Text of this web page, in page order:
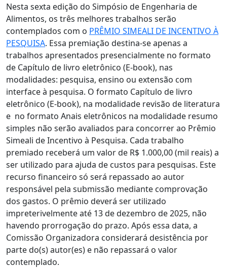
Nesta sexta edição do Simpósio de Engenharia de
Alimentos, os três melhores trabalhos serão
contemplados com o PRÊMIO SIMEALI DE INCENTIVO À
PESQUISA. Essa premiação destina-se apenas a
trabalhos apresentados presencialmente no formato
de Capítulo de livro eletrônico (E-book), nas
modalidades: pesquisa, ensino ou extensão com
interface à pesquisa. O formato Capítulo de livro
eletrônico (E-book), na modalidade revisão de literatura
e no formato Anais eletrônicos na modalidade resumo
simples não serão avaliados para concorrer ao Prêmio
Simeali de Incentivo à Pesquisa. Cada trabalho
premiado receberá um valor de R$ 1.000,00 (mil reais) a
ser utilizado para ajuda de custos para pesquisas. Este
recurso financeiro só será repassado ao autor
responsável pela submissão mediante comprovação
dos gastos. O prêmio deverá ser utilizado
impreterivelmente até 13 de dezembro de 2025, não
havendo prorrogação do prazo. Após essa data, a
Comissão Organizadora considerará desistência por
parte do(s) autor(es) e não repassará o valor
contemplado.